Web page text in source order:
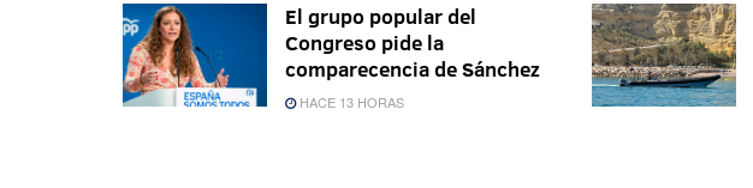
El grupo popular del
Congreso pide la
comparecencia de Sánchez
HACE 13 HORAS